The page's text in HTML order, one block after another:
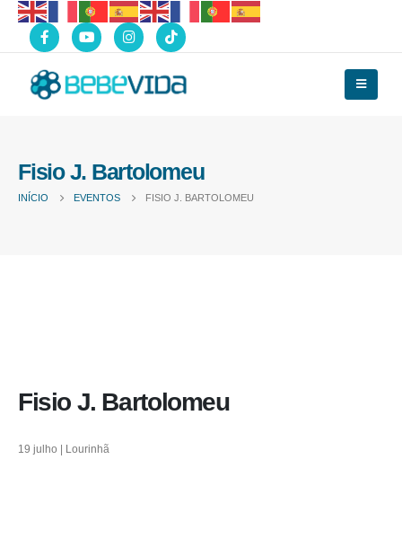
Fisio J. Bartolomeu
INÍCIO EVENTOS FISIO J. BARTOLOMEU
Fisio J. Bartolomeu
19 julho | Lourinhã